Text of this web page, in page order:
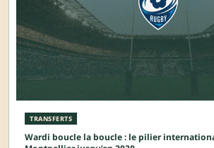
TRANSFERTS
Wardi boucle la boucle : le pilier